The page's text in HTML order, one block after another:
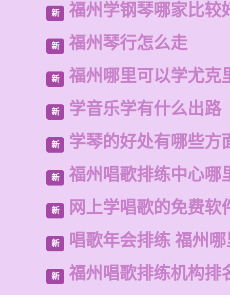
新 福州学钢琴哪家比较
新 福州琴行怎么走
新 福州哪里可以学尤克
新 学音乐学有什么出路
新 学琴的好处有哪些方
新 福州唱歌排练中心哪
新 网上学唱歌的免费软
新 唱歌年会排练 福州
新 福州唱歌排练机构排